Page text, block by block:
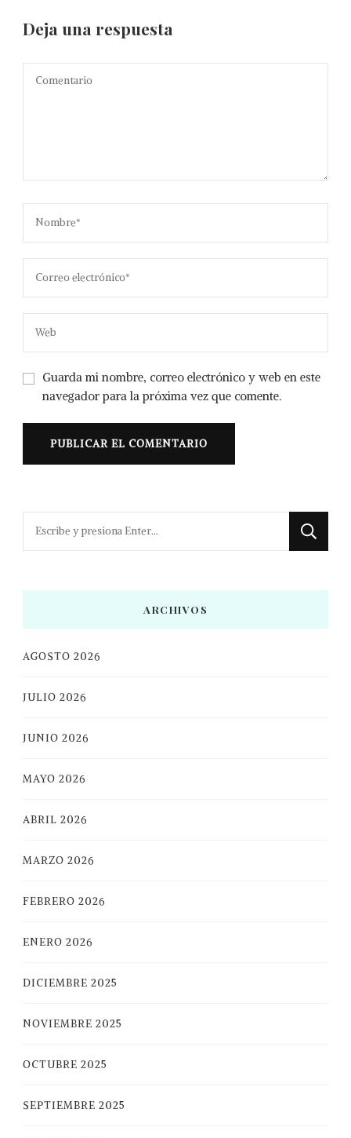
Deja una respuesta
Guarda mi nombre, correo electrónico y web en este
navegador para la próxima vez que comente.
¿Buscas
ARCHIVOS
AGOSTO 2026
JULIO 2026
JUNIO 2026
MAYO 2026
ABRIL 2026
MARZO 2026
FEBRERO 2026
ENERO 2026
DICIEMBRE 2025
NOVIEMBRE 2025
OCTUBRE 2025
SEPTIEMBRE 2025